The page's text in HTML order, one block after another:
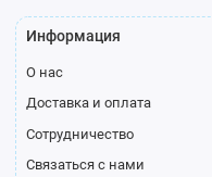
Информация
О нас
Доставка и оплата
Сотрудничество
Связаться с нами